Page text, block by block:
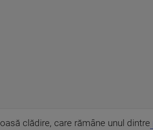
clădire, care rămâne unul dintre